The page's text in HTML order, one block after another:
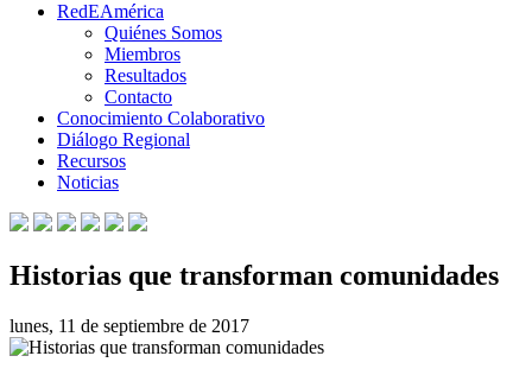
RedEAmérica
Quiénes Somos
Miembros
Resultados
Contacto
Conocimiento Colaborativo
Diálogo Regional
Recursos
Noticias
Historias que transforman comunidades
lunes, 11 de septiembre de 2017